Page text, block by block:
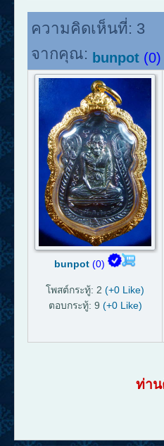
ความคิดเห็นที่: 3
จากคุณ: bunpot (0)
bunpot (0)
โพสต์กระทู้: 2(+0 Like)
ตอบกระทู้: 9 (+0 Like)
ท่าน